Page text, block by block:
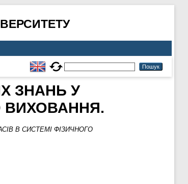
ЗНАНЬ У
ВИХОВАННЯ.
В СИСТЕМІ ФІЗИЧНОГО